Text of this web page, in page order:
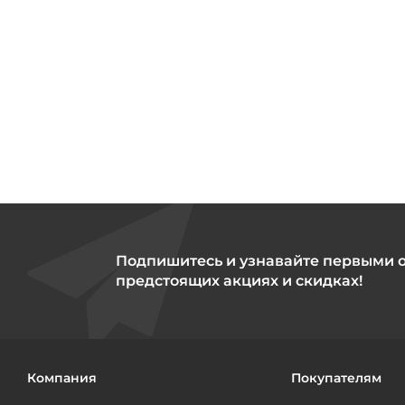
Подпишитесь и узнавайте первыми
предстоящих акциях и скидках!
Компания Покупателям